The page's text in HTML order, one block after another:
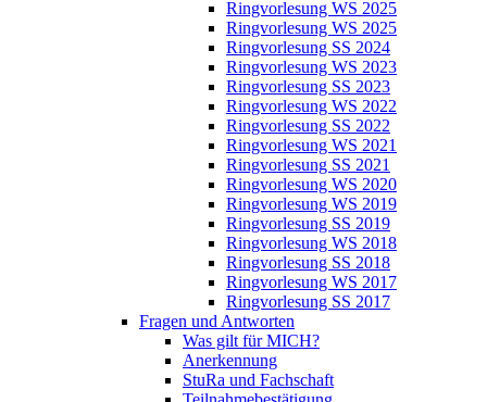
Ringvorlesung WS 2025
Ringvorlesung WS 2025
Ringvorlesung SS 2024
Ringvorlesung WS 2023
Ringvorlesung SS 2023
Ringvorlesung WS 2022
Ringvorlesung SS 2022
Ringvorlesung WS 2021
Ringvorlesung SS 2021
Ringvorlesung WS 2020
Ringvorlesung WS 2019
Ringvorlesung SS 2019
Ringvorlesung WS 2018
Ringvorlesung SS 2018
Ringvorlesung WS 2017
Ringvorlesung SS 2017
Fragen und Antworten
Was gilt für MICH?
Anerkennung
StuRa und Fachschaft